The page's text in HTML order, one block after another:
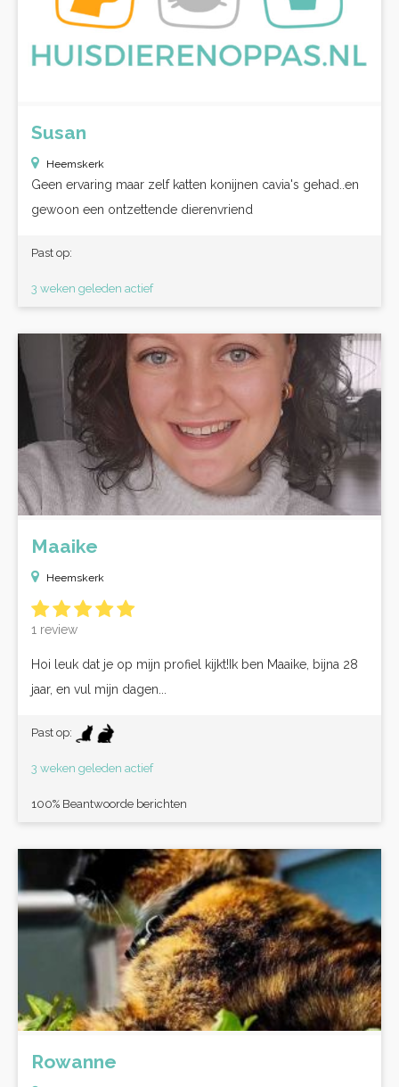
Susan
Heemskerk
Geen ervaring maar zelf katten konijnen cavia's gehad..en
gewoon een ontzettende dierenvriend
Past op:
3 weken geleden actief
Maaike
Heemskerk
1 review
Hoi leuk dat je op mijn profiel kijkt!Ik ben Maaike, bijna 28
jaar, en vul mijn dagen...
Past op:
3 weken geleden actief
100% Beantwoorde berichten
Rowanne